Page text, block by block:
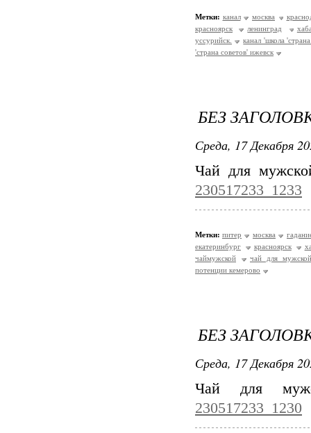
Метки: канал москва
красноярск
ленинград
уссурийск.
канал 'школа
'страна советов' ижевск
БЕЗ
Среда, 17 Декабря
Чай для
230517233_1233
Метки: питер москва
екатеринбург
красноярск
чаймужской
чай для
потенции кемерово
БЕЗ
Среда, 17 Декабря
Чай для
230517233_1230